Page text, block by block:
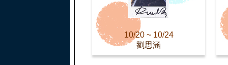
10/20 ~ 10/24
劉思涵